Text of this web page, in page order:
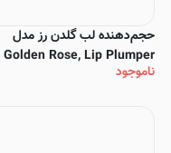
حجم‌دهنده لب گلدن رز مدل
Golden Rose, Lip Plumper
Gloss
ناموجود